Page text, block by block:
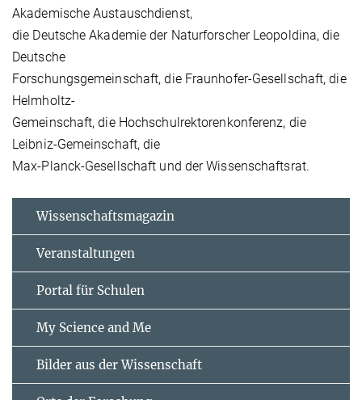
Akademische Austauschdienst,
die Deutsche Akademie der Naturforscher Leopoldina, die
Deutsche
Forschungsgemeinschaft, die Fraunhofer-Gesellschaft, die
Helmholtz-
Gemeinschaft, die Hochschulrektorenkonferenz, die
Leibniz-Gemeinschaft, die
Max-Planck-Gesellschaft und der Wissenschaftsrat.
Wissenschaftsmagazin
Veranstaltungen
Portal für Schulen
My Science and Me
Bilder aus der Wissenschaft